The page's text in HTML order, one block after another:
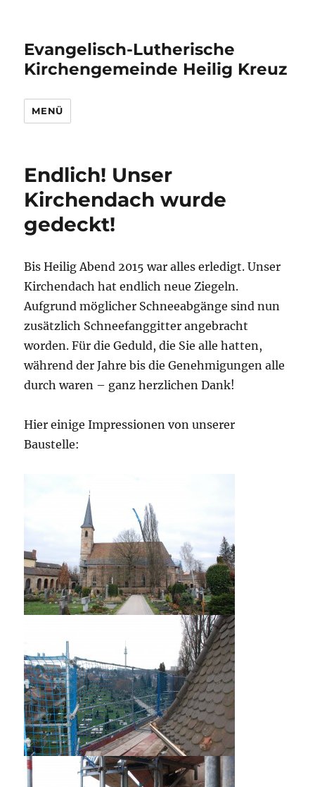
Evangelisch-Lutherische
Kirchengemeinde Heilig Kreuz
MENÜ
Endlich! Unser
Kirchendach wurde
gedeckt!
Bis Heilig Abend 2015 war alles erledigt. Unser
Kirchendach hat endlich neue Ziegeln.
Aufgrund möglicher Schneeabgänge sind nun
zusätzlich Schneefanggitter angebracht
worden. Für die Geduld, die Sie alle hatten,
während der Jahre bis die Genehmigungen alle
durch waren – ganz herzlichen Dank!
Hier einige Impressionen von unserer
Baustelle: